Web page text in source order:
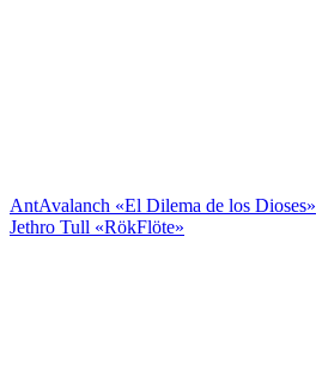
AntAvalanch «El Dilema de los Dioses»
Jethro Tull «RökFlöte»